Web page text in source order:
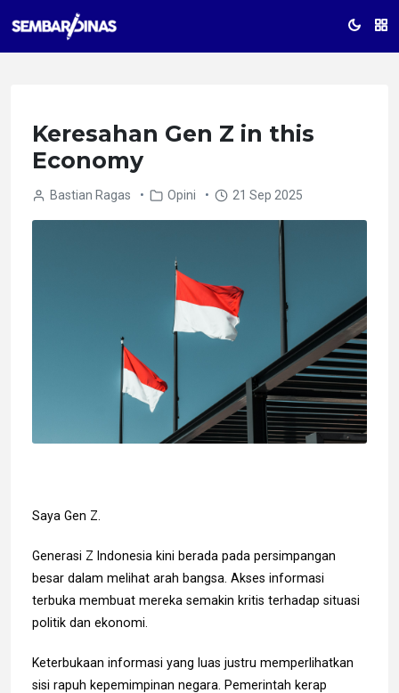
Keresahan Gen Z in this
Economy
Bastian Ragas • Opini • 21 Sep 2025
Saya Gen Z.
Generasi Z Indonesia kini berada pada persimpangan
besar dalam melihat arah bangsa. Akses informasi
terbuka membuat mereka semakin kritis terhadap situasi
politik dan ekonomi.
Keterbukaan informasi yang luas justru memperlihatkan
sisi rapuh kepemimpinan negara. Pemerintah kerap